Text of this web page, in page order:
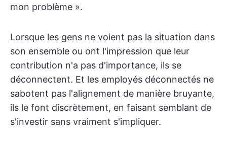
mon problème ».
Lorsque les gens ne voient pas la situation dans
son ensemble ou ont l'impression que leur
contribution n'a pas d'importance, ils se
déconnectent. Et les employés déconnectés ne
sabotent pas l'alignement de manière bruyante,
ils le font discrètement, en faisant semblant de
s'investir sans vraiment s'impliquer.